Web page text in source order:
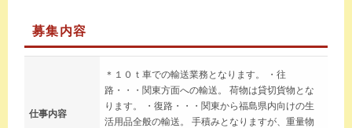
募集内容
仕事内容
＊１０ｔ車での輸送業務となります。 ・往
路・・・関東方面への輸送。 荷物は貸切貨物とな
ります。 ・復路・・・関東から福島県内向けの生
活用品全般の輸送。 手積みとなりますが、重量物